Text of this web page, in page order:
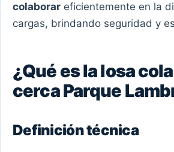
colaborar eficientemente en la
cargas, brindando seguridad y
¿Qué es la losa
cerca Parque
Definición técnica